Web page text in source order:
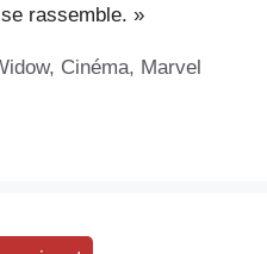
rassemble. »
, Cinéma, Marvel